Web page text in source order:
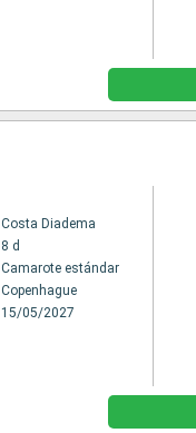
Costa Diadema
8 d
Camarote estándar
Copenhague
15/05/2027